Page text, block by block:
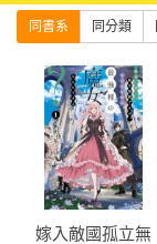
同書系 同分類
嫁入敵國孤立無